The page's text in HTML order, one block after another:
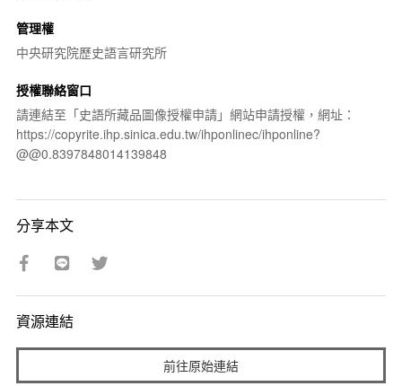
管理權
中央研究院歷史語言研究所
授權聯絡窗口
請連結至「史語所藏品圖像授權申請」網站申請授權，網址：
https://copyrite.ihp.sinica.edu.tw/ihponlinec/ihponline?
@@0.8397848014139848
分享本文
資源連結
前往原始連結